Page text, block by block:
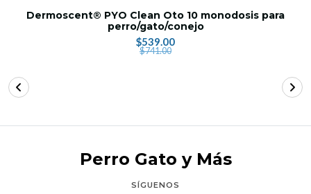
Dermoscent® PYO Clean Oto 10 monodosis para
perro/gato/conejo
$539.00
$741.00
Perro Gato y Más
SÍGUENOS